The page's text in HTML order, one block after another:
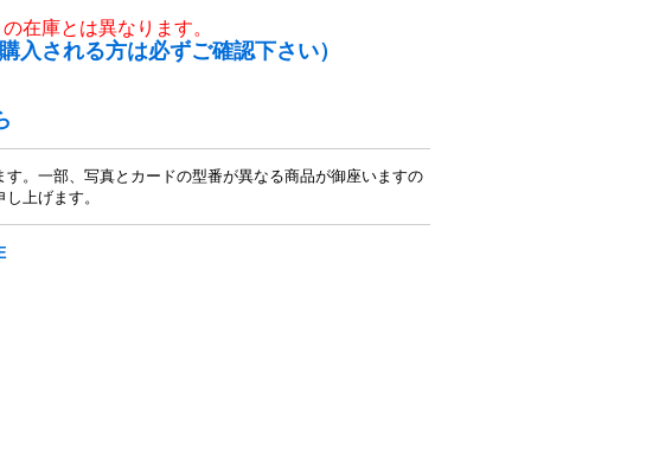
在庫とは異なります。
入される方は必ずご確認下さい）
。一部、写真とカードの型番が異なる商品が御座いますの
上げます。